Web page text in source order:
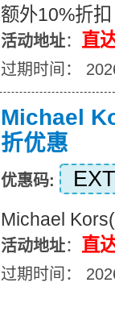
额外10%折扣
活动地址： 直
过期时间：
Michael
折优惠
优惠码:
Michael
活动地址： 直
过期时间：